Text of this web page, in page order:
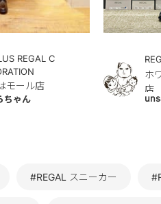
REGAL C
モール店
ちゃん
ホ
店
#REGAL スニーカー